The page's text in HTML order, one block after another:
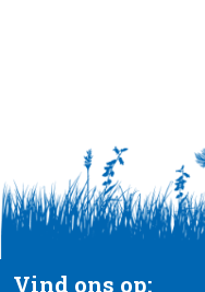
Vind ons op: